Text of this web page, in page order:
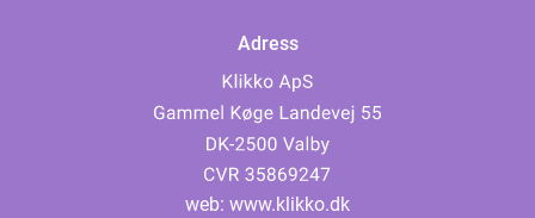
Adress
web: www.klikko.dk